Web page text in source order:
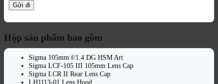
Hộp sản phẩm bao gồm
Sigma 105mm f/1.4 DG HSM Art
Sigma LCF-105 III 105mm Lens Cap
Sigma LCR II Rear Lens Cap
LH1113-01 Lens Hood